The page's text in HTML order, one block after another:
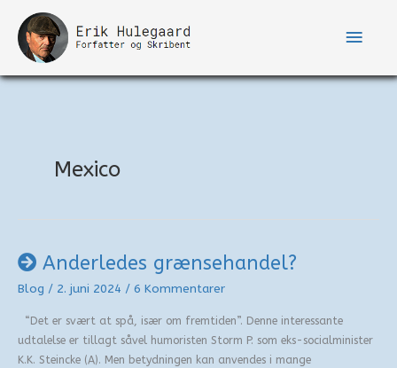
indholdet
Mexico
Anderledes grænsehandel?
Blog / 2. juni 2024 / 6 Kommentarer
“Det er svært at spå, især om fremtiden”. Denne interessante
udtalelse er tillagt såvel humoristen Storm P. som eks-socialminister
K.K. Steincke (A). Men betydningen kan anvendes i mange